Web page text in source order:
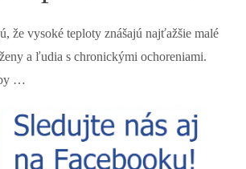
že vysoké teploty znášajú najťažšie malé
a ľudia s chronickými ochoreniami.
…